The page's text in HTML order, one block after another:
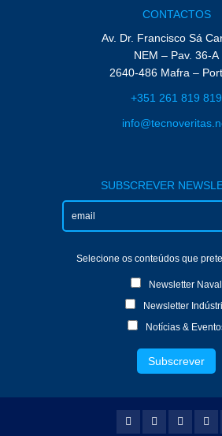
CONTACTOS
Av. Dr. Francisco Sá
NEM – Pav. 36-A
2640-486 Mafra –
+351 261 819 819
SUBSCREVER
Selecione os conteúdos que
Newsletter Naval
Newsletter
Notícias &